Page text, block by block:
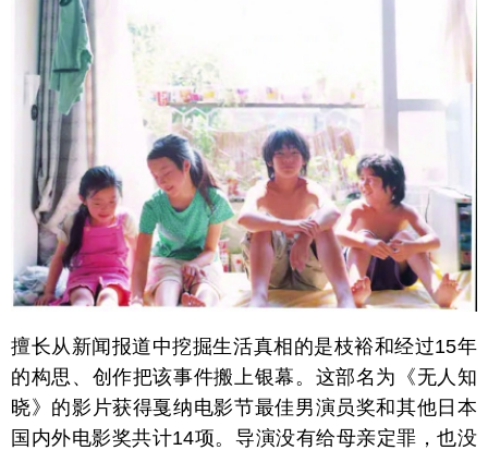
擅长从新闻报道中挖掘生活真相的是枝裕和经过15年
的构思、创作把该事件搬上银幕。这部名为《无人知
晓》的影片获得戛纳电影节最佳男演员奖和其他日本
国内外电影奖共计14项。导演没有给母亲定罪，也没